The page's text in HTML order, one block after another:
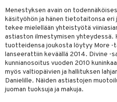
Menestyksen avain on
käsityöhön ja hänen tietotaitonsa eri
tekee mielellään yhteistyötä
astiaston ilmestymisen yhteydessä.
tuotteidensa joukosta löytyy More -
lanseerattiin keväällä 2014. Divine -
kunnianosoitus vuoden 2010
myös valtiopäivien ja hallituksen
Danielille. Näiden astiastojen
juoman tuoksuja ja makuja.
Art& Koukut
& Korit
tekstiilit
& Tyynyliinat
& Peitot
ruokinta
& vastauksia